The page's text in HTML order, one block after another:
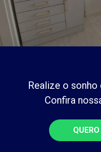
Realize o sonho
Confira